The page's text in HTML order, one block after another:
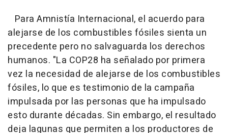
Para Amnistía Internacional, el acuerdo para
alejarse de los combustibles fósiles sienta un
precedente pero no salvaguarda los derechos
humanos. "La COP28 ha señalado por primera
vez la necesidad de alejarse de los combustibles
fósiles, lo que es testimonio de la campaña
impulsada por las personas que ha impulsado
esto durante décadas. Sin embargo, el resultado
deja lagunas que permiten a los productores de